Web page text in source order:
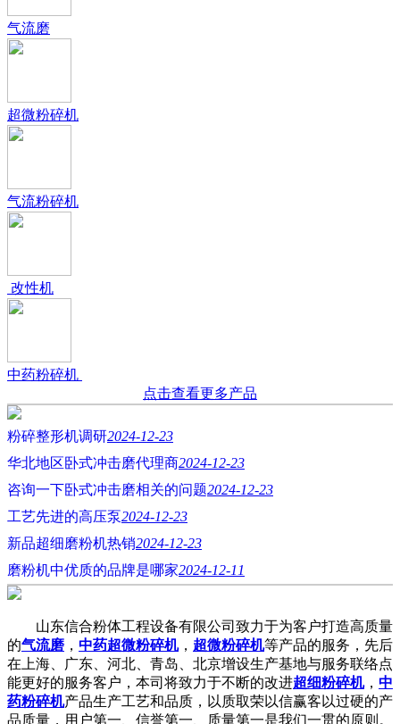
气流磨
超微粉碎机
气流粉碎机
改性机
中药粉碎机
点击查看更多产品
粉碎整形机调研2024-12-23
华北地区卧式冲击磨代理商2024-12-23
咨询一下卧式冲击磨相关的问题2024-12-23
工艺先进的高压泵2024-12-23
新品超细磨粉机热销2024-12-23
磨粉机中优质的品牌是哪家2024-12-11
山东信合粉体工程设备有限公司致力于为客户打造高质量
的气流磨 ， 中药超微粉碎机， 超微粉碎机等产品的服务，先后
在上海、广东、河北、青岛、北京增设生产基地与服务联络点
能更好的服务客户，本司将致力于不断的改进超细粉碎机， 中
药粉碎机产品生产工艺和品质，以质取荣以信赢客以过硬的产
品质量，用户第一、信誉第一、质量第一是我们一贯的原则。